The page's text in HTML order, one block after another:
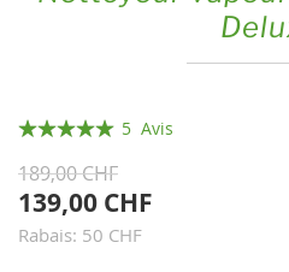
the
gallery
Évaluation: 5 Avis
189,00 CHF
139,00 CHF
Rabais: 50 CHF